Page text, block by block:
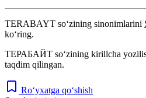
TERABAYT so‘zining sinonimlarini
ko‘ring.
ТЕРАБАЙТ so‘zining kirillcha
taqdim qilingan.
Ro‘yxatga qo‘shish